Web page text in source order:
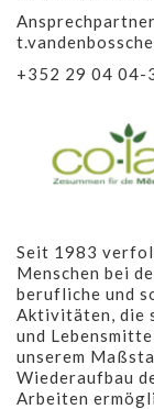
+352 29 04 04-
Seit 1983
Menschen bei
berufliche und
Aktivitäten, die
und
unserem
Wiederaufbau
Arbeiten